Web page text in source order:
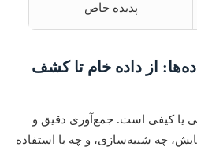
پدیده خاص
از داده خام تا کشف
یا کیفی است. جمع‌آوری دقیق و
چه شبیه‌سازی، و چه با استفاده